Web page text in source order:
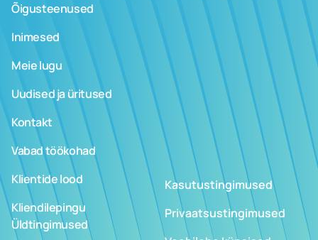
Õigusteenused
Inimesed
Meie lugu
Uudised ja üritused
Kontakt
Vabad töökohad
Klientide lood
Kliendilepingu
Üldtingimused
Kasutustingimused
Privaatsustingimused